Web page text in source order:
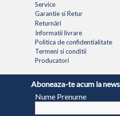
Aboneaza-te acum la
Nume Prenume
Service
Garantie si Retur
Returnări
Informatii livrare
Politica de confidentialitate
Termeni si conditii
Producatori
© 1994 - 2026 BOCRIS SERV